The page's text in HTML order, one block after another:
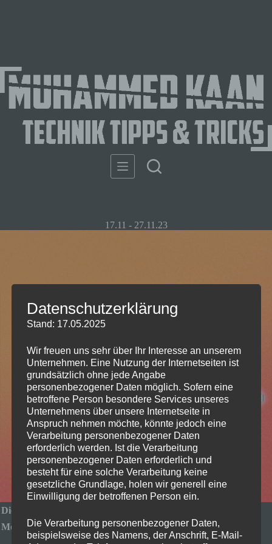
17.11 - 27.11.23
Die besten Amazon Deals zur Black Week
Monitore:
Datenschutzerklärung
Stand: 17.05.2025
Wir freuen uns sehr über Ihr Interesse an unserem
Unternehmen. Eine Nutzung der Internetseiten ist
grundsätzlich ohne jede Angabe
personenbezogener Daten möglich. Sofern eine
betroffene Person besondere Services unseres
Unternehmens über unsere Internetseite in
Anspruch nehmen möchte, könnte jedoch eine
Verarbeitung personenbezogener Daten
erforderlich werden. Ist die Verarbeitung
personenbezogener Daten erforderlich und
besteht für eine solche Verarbeitung keine
gesetzliche Grundlage, holen wir generell eine
Einwilligung der betroffenen Person ein.
Die Verarbeitung personenbezogener Daten,
beispielsweise des Namens, der Anschrift, E-Mail-